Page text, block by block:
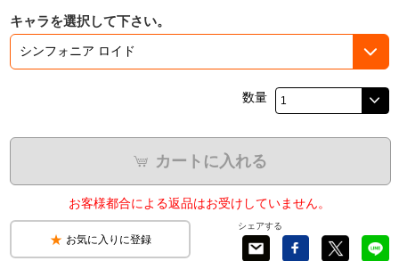
キャラを選択して下さい。
数量
カートに入れる
お客様都合による返品はお受けしていません。
お気に入りに登録
シェアする